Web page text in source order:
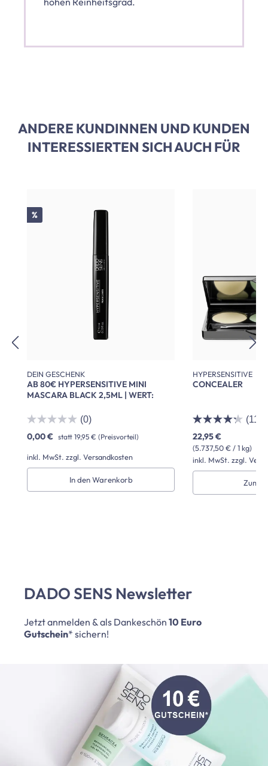
ANDERE KUNDINNEN UND KUNDEN
INTERESSIERTEN SICH AUCH FÜR
Rabatt
%
DEIN GESCHENK
AB 80€ HYPERSENSITIVE MINI
MASCARA BLACK 2,5ML | WERT:
(0)
0,00 € statt 19,95 € (Preisvorteil)
inkl. MwSt. zzgl. Versandkosten
In den Warenkorb
HYPERSENSITIVE
CONCEALER
(11)
(5.737,50 € / 1 kg)
22,95 €
inkl. MwSt. zzgl.
Zum
DADO SENS Newsletter
Jetzt anmelden & als Dankeschön 10 Euro
Gutschein* sichern!